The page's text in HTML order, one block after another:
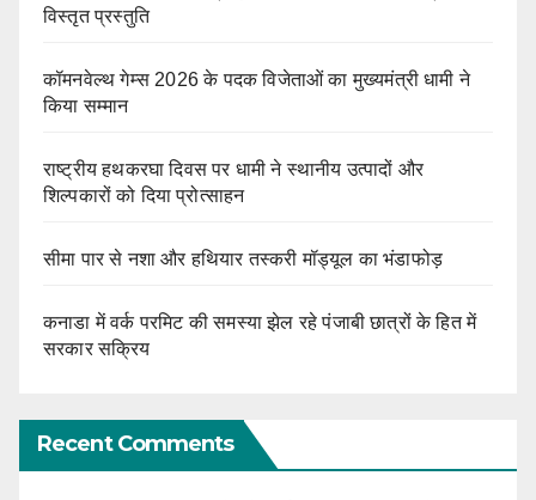
विस्तृत प्रस्तुति
कॉमनवेल्थ गेम्स 2026 के पदक विजेताओं का मुख्यमंत्री धामी ने
किया सम्मान
राष्ट्रीय हथकरघा दिवस पर धामी ने स्थानीय उत्पादों और
शिल्पकारों को दिया प्रोत्साहन
सीमा पार से नशा और हथियार तस्करी मॉड्यूल का भंडाफोड़
कनाडा में वर्क परमिट की समस्या झेल रहे पंजाबी छात्रों के हित में
सरकार सक्रिय
Recent Comments